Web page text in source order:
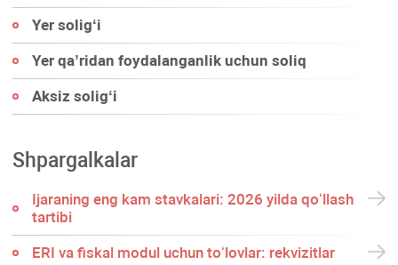
Yer soligʻi
Yer qa’ridan foydalanganlik uchun soliq
Aksiz soligʻi
Shpargalkalar
Ijaraning eng kam stavkalari: 2026 yilda qoʻllash
tartibi
ERI va fiskal modul uchun toʻlovlar: rekvizitlar